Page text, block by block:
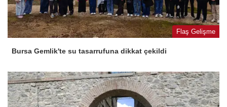
Flaş Gelişme
Bursa Gemlik'te su tasarrufuna dikkat çekildi